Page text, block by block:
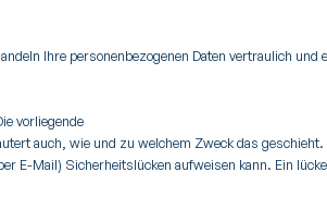
Ihre personenbezogenen Daten vertraulich
vorliegende
auch, wie und zu welchem Zweck das geschieht.
E-Mail) Sicherheitslücken aufweisen kann. Ein